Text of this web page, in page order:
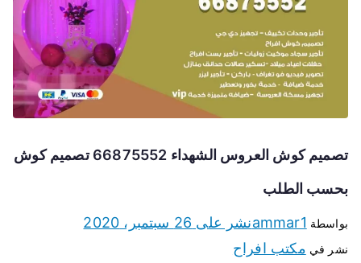
تصميم كوش العروس الشهداء 66875552 تصميم كوش
بحسب الطلب
بواسطة ammar1نشر على 26 سبتمبر، 2020
نشر في مكتب افراح